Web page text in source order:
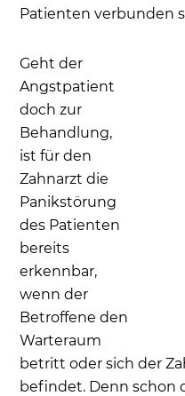
Patienten verbunden
Geht der
Angstpatient
doch zur
Behandlung,
ist für den
Zahnarzt die
Panikstörung
des Patienten
bereits
erkennbar,
wenn der
Betroffene den
Warteraum
betritt oder sich der
befindet. Denn schon